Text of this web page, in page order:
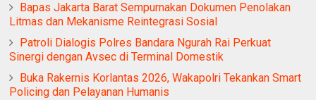
Bapas Jakarta Barat Sempurnakan Dokumen Penolakan
Litmas dan Mekanisme Reintegrasi Sosial
Patroli Dialogis Polres Bandara Ngurah Rai Perkuat
Sinergi dengan Avsec di Terminal Domestik
Buka Rakernis Korlantas 2026, Wakapolri Tekankan Smart
Policing dan Pelayanan Humanis